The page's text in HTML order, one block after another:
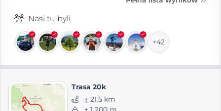
Nasi tu byli
+42
Trasa 20k
⨦ 21.5 km